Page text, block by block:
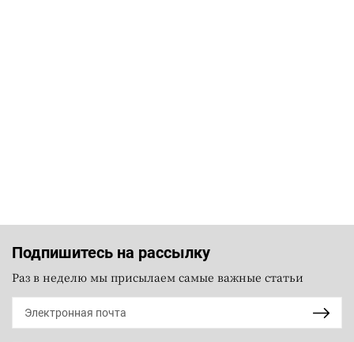
Подпишитесь на рассылку
Раз в неделю мы присылаем самые важные статьи